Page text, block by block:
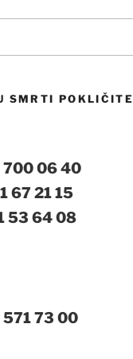
SMRTI POKLIČITE
700 06 40
67 21 15
53 64 08
73 00